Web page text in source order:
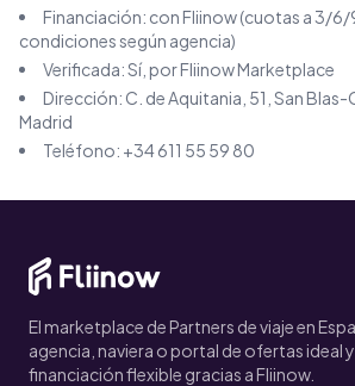
Financiación: con Fliinow (cuotas a 3/6/
condiciones según agencia)
Verificada: Sí, por Fliinow Marketplace
Dirección: C. de Aquitania, 51, San
Madrid
Teléfono: +34 611 55 59 80
El marketplace de Partners de viaje en
agencia, naviera o portal de ofertas ideal
financiación flexible gracias a Fliinow.